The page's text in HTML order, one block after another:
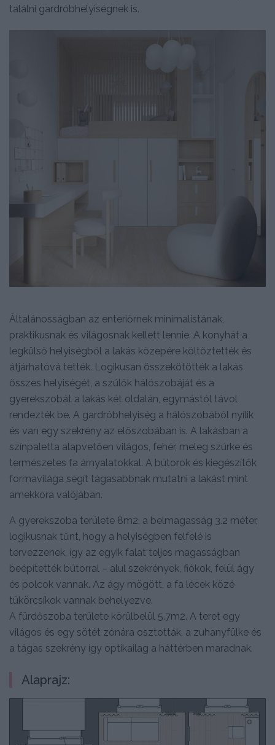
találni gardróbhelyiségnek is.
Általánosságban az enteriőrnek minimalistának,
praktikusnak és világosnak kellett lennie. A konyhát a
legkülső helyiségből a lakás közepére költöztették és
átjárhatóvá tették. Logikusan összekötötték a lakás
összes helyiségét, a szülők hálószobáját és a
gyerekszobát a lakás két oldalán, egymástól távol
rendezték be. A gardróbhelyiség a hálószobából nyílik
és van egy szekrény az előszobában is. A lakásban a
színpaletta alapvetően világos, fehér, meleg szürke és
természetes fa árnyalatokkal. A bútorok és kiegészítők
formavilága segít tágasabbnak mutatni a lakást mint
amekkora valójában.
A gyerekszoba területe 8m2, a belmagasság 3.2 méter,
logikusnak tűnt, hogy a helyiségben felfelé is
tervezzenek, így az egyik falat teljes magasságban
beépítették bútorral – alul szekrények, fiókok, felül ágy
és polcok vannak. Az ágy mögött, a fa lécek közé
tükörcsíkok vannak behelyezve.
A fürdőszoba területe körülbelül 5.7m2. A teret egy
világos és egy sötét zónára osztották, a zuhanyfülke és
a tágas szekrény így optikailag a háttérben maradnak.
Alaprajz: